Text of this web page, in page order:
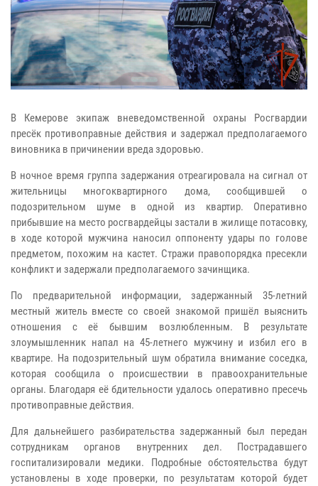
В Кемерове экипаж вневедомственной охраны Росгвардии
пресёк противоправные действия и задержал предполагаемого
виновника в причинении вреда здоровью.
В ночное время группа задержания отреагировала на сигнал от
жительницы многоквартирного дома, сообщившей о
подозрительном шуме в одной из квартир. Оперативно
прибывшие на место росгвардейцы застали в жилище потасовку,
в ходе которой мужчина наносил оппоненту удары по голове
предметом, похожим на кастет. Стражи правопорядка пресекли
конфликт и задержали предполагаемого зачинщика.
По предварительной информации, задержанный 35-летний
местный житель вместе со своей знакомой пришёл выяснить
отношения с её бывшим возлюбленным. В результате
злоумышленник напал на 45-летнего мужчину и избил его в
квартире. На подозрительный шум обратила внимание соседка,
которая сообщила о происшествии в правоохранительные
органы. Благодаря её бдительности удалось оперативно пресечь
противоправные действия.
Для дальнейшего разбирательства задержанный был передан
сотрудникам органов внутренних дел. Пострадавшего
госпитализировали медики. Подробные обстоятельства будут
установлены в ходе проверки, по результатам которой будет